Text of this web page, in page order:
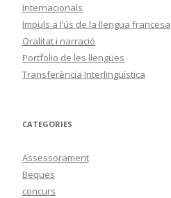
Internacionals
Impuls a l’ús de la llengua francesa
Oralitat i narració
Portfolio de les llengües
Transferència Interlingüística
CATEGORIES
Assessorament
Beques
concurs